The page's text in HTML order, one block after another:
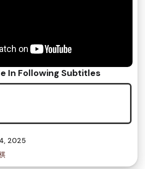
In Following Subtitles
2025